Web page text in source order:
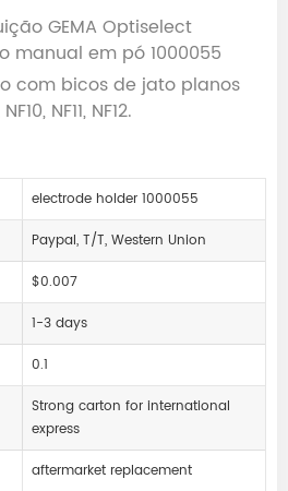
GEMA Optiselect
manual em pó 1000055
com bicos de jato planos
NF11, NF12.
electrode holder 1000055
Paypal, T/T, Western Union
$0.007
1-3 days
0.1
Strong carton for international
express
aftermarket replacement